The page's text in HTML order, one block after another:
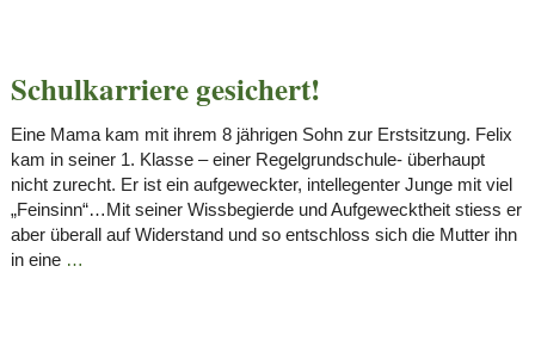
Schulkarriere gesichert!
Eine Mama kam mit ihrem 8 jährigen Sohn zur Erstsitzung. Felix
kam in seiner 1. Klasse – einer Regelgrundschule- überhaupt
nicht zurecht. Er ist ein aufgeweckter, intellegenter Junge mit viel
„Feinsinn“…Mit seiner Wissbegierde und Aufgewecktheit stiess er
aber überall auf Widerstand und so entschloss sich die Mutter ihn
in eine …